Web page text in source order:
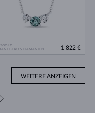
BLAU & DIAMANTEN
1 822 €
WEITERE ANZEIGEN